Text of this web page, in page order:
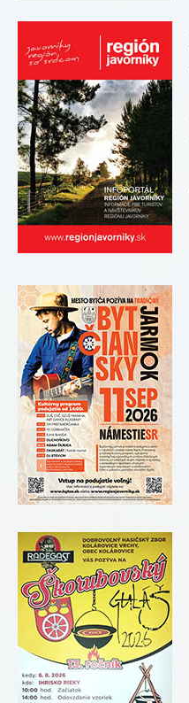
ZDĚCHOV FOTO